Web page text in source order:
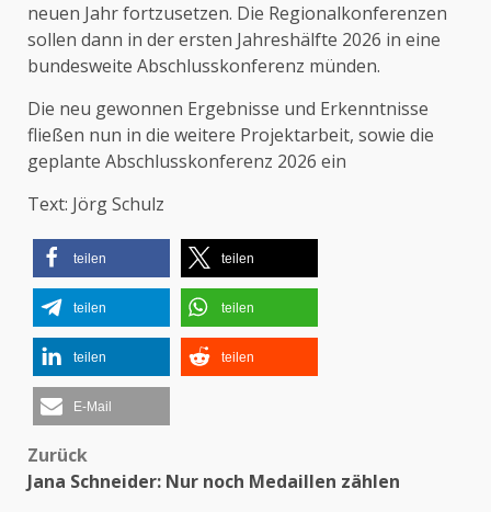
neuen Jahr fortzusetzen. Die Regionalkonferenzen
sollen dann in der ersten Jahreshälfte 2026 in eine
bundesweite Abschlusskonferenz münden.
Die neu gewonnen Ergebnisse und Erkenntnisse
fließen nun in die weitere Projektarbeit, sowie die
geplante Abschlusskonferenz 2026 ein
Text: Jörg Schulz
teilen teilen
teilen teilen
teilen teilen
E-Mail
Beitragsnavigation
Zurück
Jana Schneider: Nur noch Medaillen zählen